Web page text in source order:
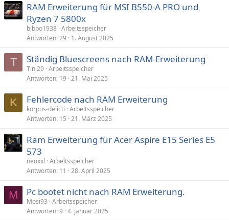
RAM Erweiterung für MSI B550-A PRO und
Ryzen 7 5800x
bibbo1938 Arbeitsspeicher
Antworten 29 1. August 2025
T Ständig Bluescreens nach RAM-Erweiterung
Tini29 Arbeitsspeicher
Antworten 19 21. Mai 2025
K Fehlercode nach RAM Erweiterung
korpus-delicti Arbeitsspeicher
Antworten 15 21. März 2025
Ram Erweiterung für Acer Aspire E15 Series E5
573
neoxxl Arbeitsspeicher
Antworten 11 28. April 2025
M Pc bootet nicht nach RAM Erweiterung.
Mosi93 Arbeitsspeicher
Antworten 9 4. Januar 2025